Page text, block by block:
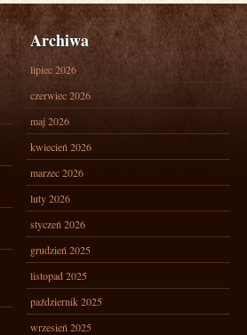
Archiwa
lipiec 2026
czerwiec 2026
maj 2026
kwiecień 2026
marzec 2026
luty 2026
styczeń 2026
grudzień 2025
listopad 2025
październik 2025
wrzesień 2025